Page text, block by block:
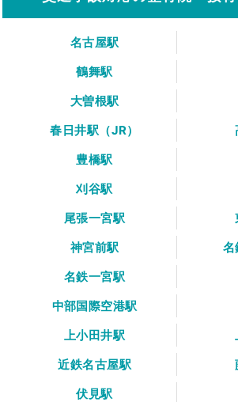
名古屋駅
鶴舞駅
大曽根駅
春日井駅（JR）
豊橋駅
刈谷駅
尾張一宮駅
神宮前駅
名
名鉄一宮駅
中部国際空港駅
上小田井駅
近鉄名古屋駅
伏見駅